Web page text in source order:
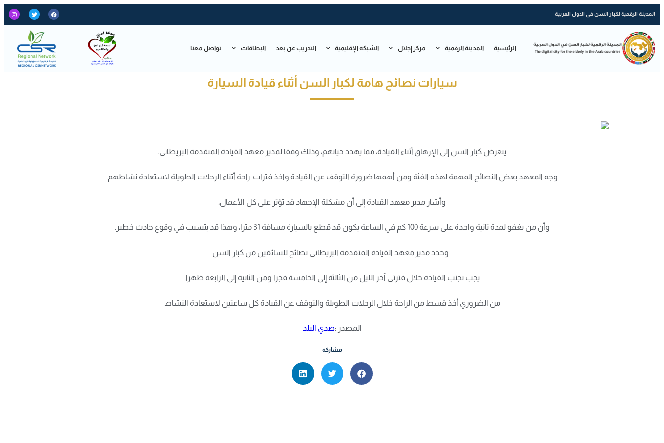
المدينة الرقمية لكبار السن في الدول العربية
الرئيسية المدينة الرقمية مركز إجلال الشبكة الإقليمية التدريب عن بعد البطاقات تواصل معنا
سيارات نصائح هامة لكبار السن أثناء قيادة السيارة
يتعرض كبار السن إلى الإرهاق أثناء القيادة، مما يهدد حياتهم، وذلك وفقا لمدير معهد القيادة المتقدمة البريطاني.
وجه المعهد بعض النصائح المهمة لهذه الفئة ومن أهمها ضرورة التوقف عن القيادة واخذ فترات راحة أثناء الرحلات الطويلة لاستعادة نشاطهم.
وأشار مدير معهد القيادة إلى أن مشكلة الإجهاد قد تؤثر على كل الأعمال،
وأن من يغفو لمدة ثانية واحدة على سرعة 100 كم في الساعة يكون قد قطع بالسيارة مسافة 31 مترا، وهذا قد يتسبب في وقوع حادث خطير.
وحدد مدير معهد القيادة المتقدمة البريطاني نصائح للسائقين من كبار السن
يجب تجنب القيادة خلال فترتي آخر الليل من الثالثة إلى الخامسة فجرا ومن الثانية إلى الرابعة ظهرا.
من الضروري أخذ قسط من الراحة خلال الرحلات الطويلة والتوقف عن القيادة كل ساعتين لاستعادة النشاط
المصدر :صدي البلد
مشاركة